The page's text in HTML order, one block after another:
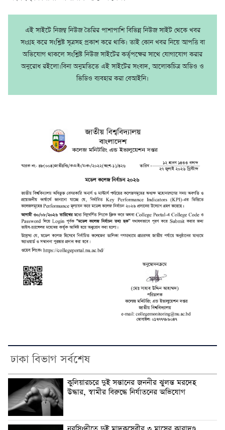
এই সাইটে নিজম্ব নিউজ তৈরির পাশাপাশি বিভিন্ন নিউজ সাইট থেকে খবর
সংগ্রহ করে সংশ্লিষ্ট সূত্রসহ প্রকাশ করে থাকি। তাই কোন খবর নিয়ে আপত্তি বা
অভিযোগ থাকলে সংশ্লিষ্ট নিউজ সাইটের কর্তৃপক্ষের সাথে যোগাযোগ করার
অনুরোধ রইলো।বিনা অনুমতিতে এই সাইটের সংবাদ, আলোকচিত্র অডিও ও
ভিডিও ব্যবহার করা বেআইনি।
ঢাকা বিভাগ সর্বশেষ
কুলিয়ারচরে দুই সন্তানের জননীর ঝুলন্ত মরদেহ
উদ্ধার, স্বামীর বিরুদ্ধে নির্যাতনের অভিযোগ